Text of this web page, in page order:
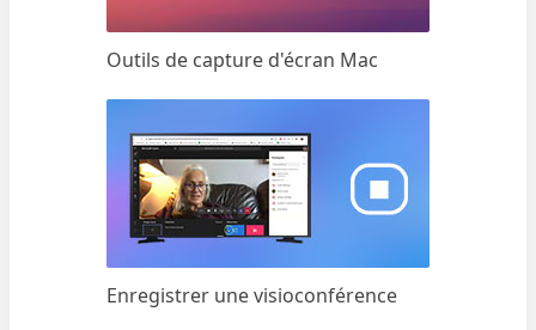
Outils de capture d'écran Mac
Enregistrer une visioconférence